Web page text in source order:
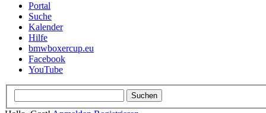
Portal
Suche
Kalender
Hilfe
bmwboxercup.eu
Facebook
YouTube